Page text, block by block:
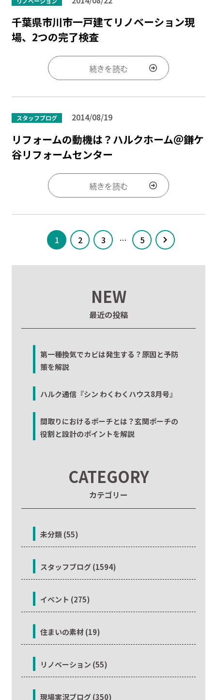
千葉県市川市一戸建てリノベーション現
場、2つの完了検査
続きを読む
スタッフブログ 2014/08/19
リフォームの動機は？ハルクホーム＠鎌ケ
谷リフォームセンター
続きを読む
1 2 3 … 5
NEW
最近の投稿
第一種換気でカビは発生する？原因と予防
策を解説
ハルク通信『シン わくわくハウス8月号』
間取りにおけるポーチとは？玄関ポーチの
役割と設計のポイントを解説
CATEGORY
カテゴリー
未分類 (55)
スタッフブログ (1594)
イベント (275)
住まいの素材 (19)
リノベーション (55)
現場実況ブログ (350)